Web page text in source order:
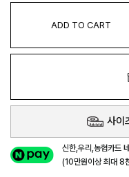
ADD TO CART
사이
신한,우리,농협카드
(10만원이상 최대